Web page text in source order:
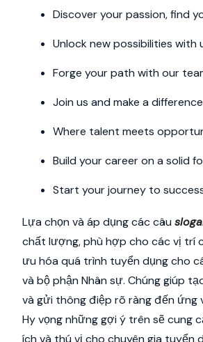
Discover your passion, find
Unlock new possibilities with
Forge your path with our
Join us and make a
Where talent meets
Build your career on a solid
Start your journey to
Lựa chọn và áp dụng các câu
chất lượng, phù hợp cho các vị trí
ưu hóa quá trình tuyển dụng cho
và bộ phận Nhân sự. Chúng giúp
và gửi thông điệp rõ ràng đến ứng
Hy vọng những gợi ý trên sẽ cung
ích và thú vị cho chuyên gia tuyển